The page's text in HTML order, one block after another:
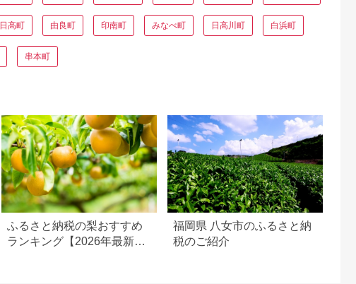
日高町 由良町 印南町 みなべ町 日高川町 白浜町
串本町
ふるさと納税の梨おすすめ
ランキング【2026年最新
福岡県 八女市のふるさと納
税のご紹介